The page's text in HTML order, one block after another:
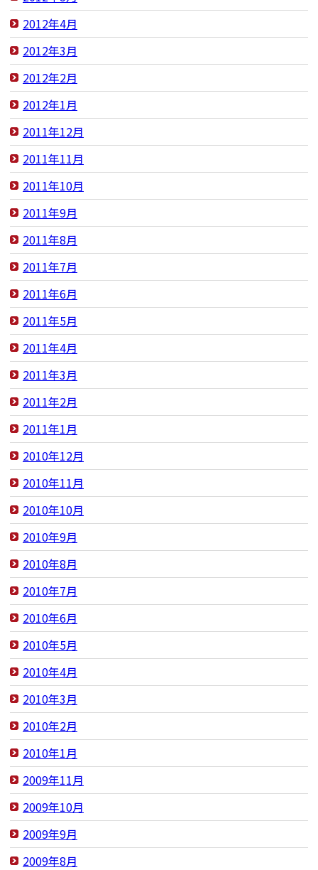
2012年4月
2012年3月
2012年2月
2012年1月
2011年12月
2011年11月
2011年10月
2011年9月
2011年8月
2011年7月
2011年6月
2011年5月
2011年4月
2011年3月
2011年2月
2011年1月
2010年12月
2010年11月
2010年10月
2010年9月
2010年8月
2010年7月
2010年6月
2010年5月
2010年4月
2010年3月
2010年2月
2010年1月
2009年11月
2009年10月
2009年9月
2009年8月